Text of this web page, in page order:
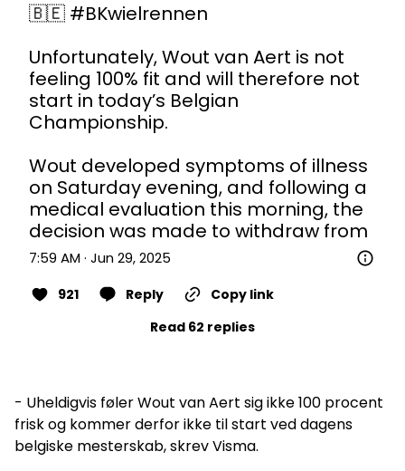
🇧🇪 #BKwielrennen
Unfortunately, Wout van Aert is not
feeling 100% fit and will therefore not
start in today’s Belgian
Championship.
Wout developed symptoms of illness
on Saturday evening, and following a
medical evaluation this morning, the
decision was made to withdraw from
7:59 AM · Jun 29, 2025
921 Reply
Copy link
Read 62 replies
- Uheldigvis føler Wout van Aert sig ikke 100 procent
frisk og kommer derfor ikke til start ved dagens
belgiske mesterskab, skrev Visma.